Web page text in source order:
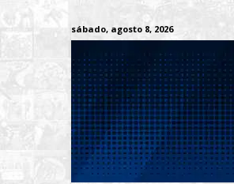
sábado, agosto 8, 2026